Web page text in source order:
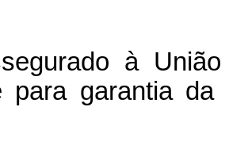
à
para garantia